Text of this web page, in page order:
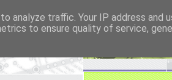
analyze traffic. Your IP address and
to ensure quality of service,